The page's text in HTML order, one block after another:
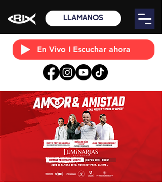
En Vivo I Escuchar ahora
LLÁMANOS